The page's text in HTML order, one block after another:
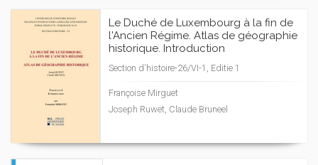
Le Duché de Luxembourg à la fin de
l'Ancien Régime. Atlas de géographie
historique. Introduction
Section d'histoire-26/VI-1, Editie 1
Françoise Mirguet
Joseph Ruwet, Claude Bruneel